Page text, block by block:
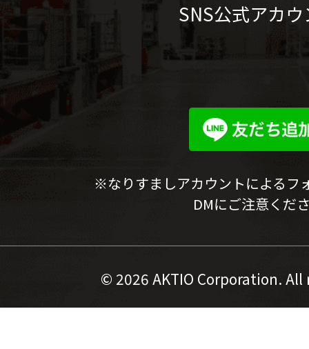
SNS公式アカ
※なりすましアカウントによるフ
DMにご注意くだ
© 2026 AKTIO Corporation.